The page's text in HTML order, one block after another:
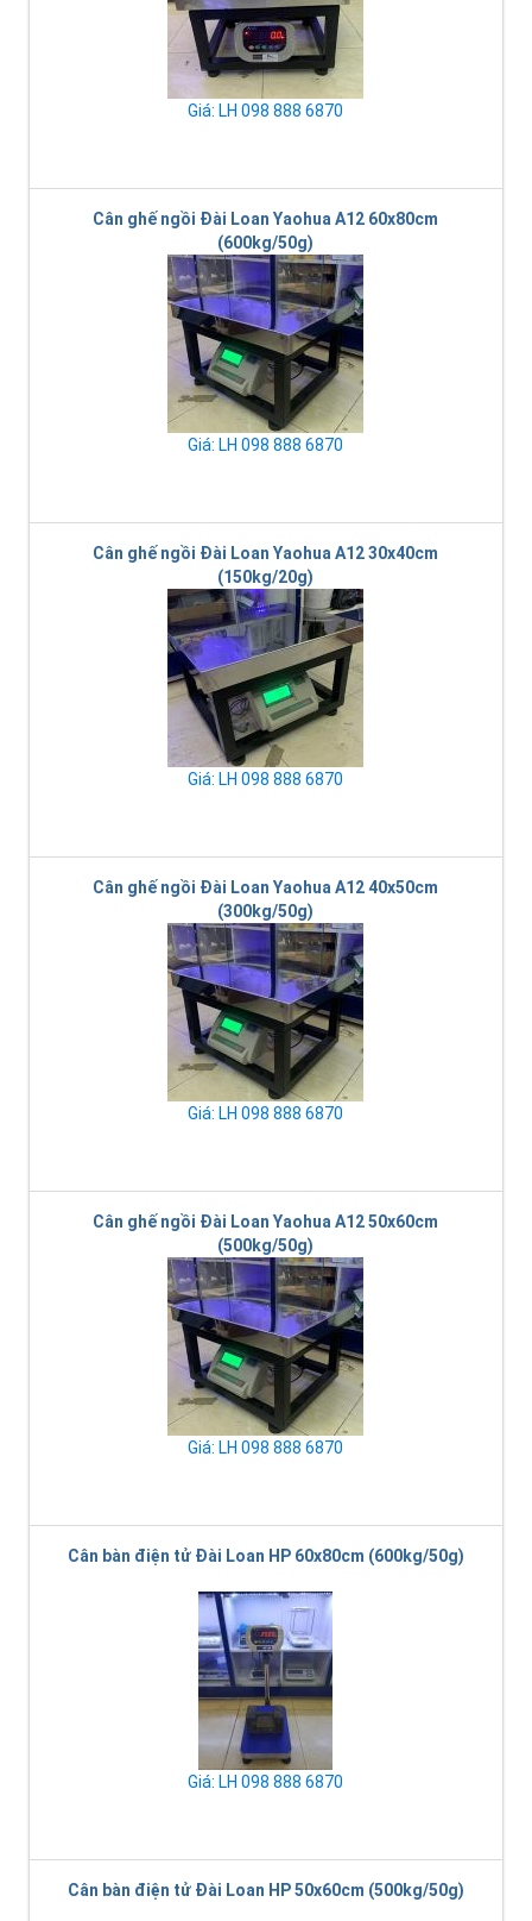
Giá: LH 098 888 6870
Cân ghế ngồi Đài Loan Yaohua A12 60x80cm
(600kg/50g)
Giá: LH 098 888 6870
Cân ghế ngồi Đài Loan Yaohua A12 30x40cm
(150kg/20g)
Giá: LH 098 888 6870
Cân ghế ngồi Đài Loan Yaohua A12 40x50cm
(300kg/50g)
Giá: LH 098 888 6870
Cân ghế ngồi Đài Loan Yaohua A12 50x60cm
(500kg/50g)
Giá: LH 098 888 6870
Cân bàn điện tử Đài Loan HP 60x80cm (600kg/50g)
Giá: LH 098 888 6870
Cân bàn điện tử Đài Loan HP 50x60cm (500kg/50g)